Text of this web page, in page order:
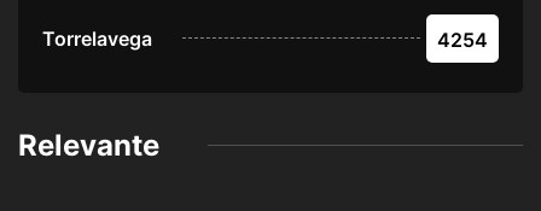
Torrelavega 4254
Relevante